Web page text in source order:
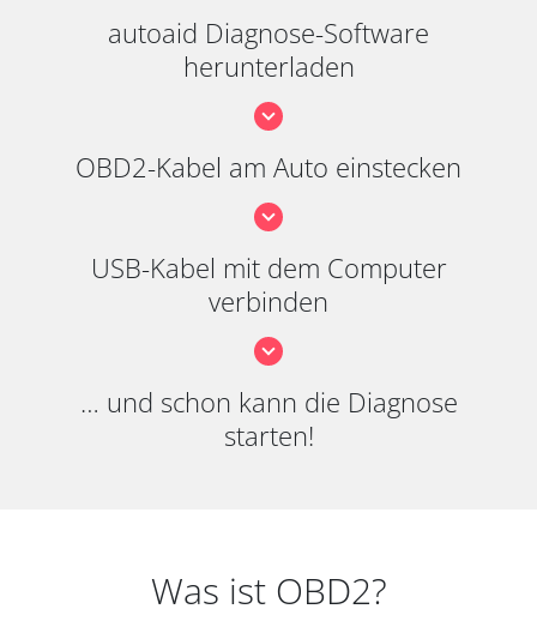
autoaid Diagnose-Software
herunterladen
OBD2-Kabel am Auto einstecken
USB-Kabel mit dem Computer
verbinden
… und schon kann die Diagnose
starten!
Was ist OBD2?